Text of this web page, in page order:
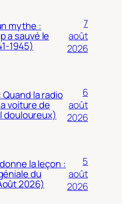
mythe :
a sauvé le
1945)
7
août
2026
Quand la radio
voiture de
douloureux)
6
août
2026
la leçon :
du
2026)
5
août
2026